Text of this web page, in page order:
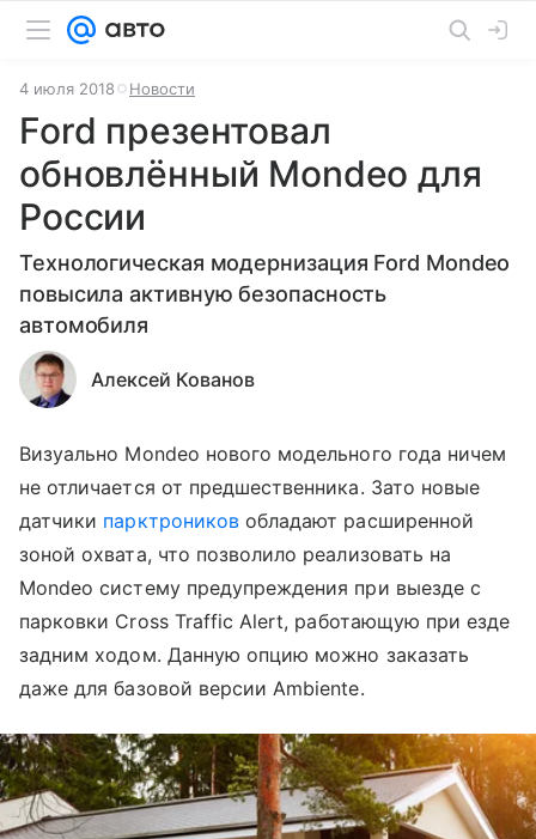
4 июля 2018 Новости
Ford презентовал
обновлённый Mondeo для
России
Технологическая модернизация Ford Mondeo
повысила активную безопасность
автомобиля
Алексей Кованов
Визуально Mondeo нового модельного года ничем
не отличается от предшественника. Зато новые
датчики парктрониковобладают расширенной
зоной охвата, что позволило реализовать на
Mondeo систему предупреждения при выезде с
парковки Cross Traffic Alert, работающую при езде
задним ходом. Данную опцию можно заказать
даже для базовой версии Ambiente.